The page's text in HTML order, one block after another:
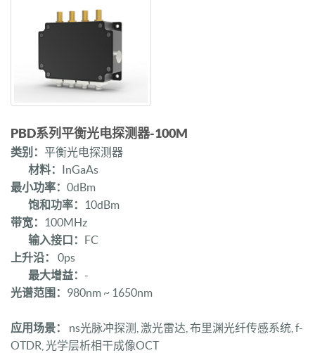
PBD系列平衡光电探测器-100M
类别： 平衡光电探测器
材料： InGaAs
最小功率： 0dBm
饱和功率： 10dBm
带宽： 100MHz
输入接口： FC
上升沿：
0ps
最大增益： -
光谱范围： 980nm ~ 1650nm
应用场景：
ns光脉冲探测, 激光雷达, 布里渊光纤传感系统, f-
OTDR, 光学层析相干成像OCT